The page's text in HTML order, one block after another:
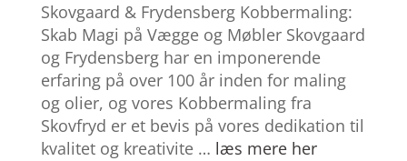
ud af 5
baseret på
kundebedøm
melser
Skovgaard & Frydensberg Kobbermaling:
Skab Magi på Vægge og Møbler Skovgaard
og Frydensberg har en imponerende
erfaring på over 100 år inden for maling
og olier, og vores Kobbermaling fra
Skovfryd er et bevis på vores dedikation til
kvalitet og kreativite … læs mere her